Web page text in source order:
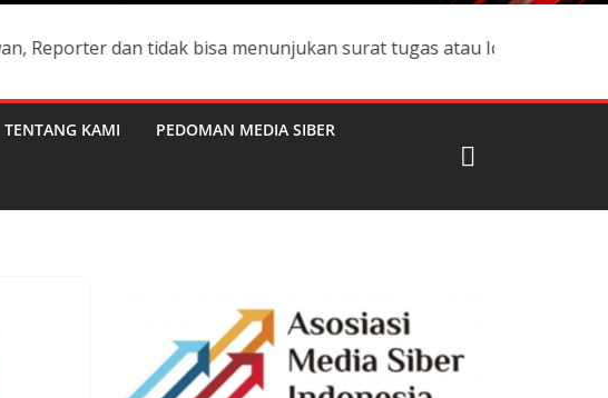
tidak bisa menunjukan surat tugas atau Id Card Pers silahkan
TENTANG KAMI PEDOMAN MEDIA SIBER